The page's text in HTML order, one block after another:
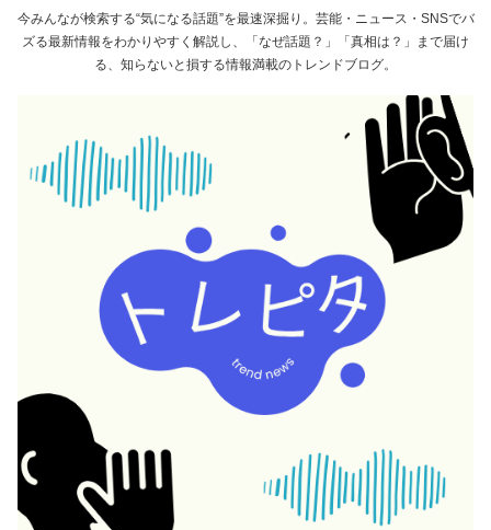
今みんなが検索する“気になる話題”を最速深掘り。芸能・ニュース・SNSでバ
ズる最新情報をわかりやすく解説し、「なぜ話題？」「真相は？」まで届け
る、知らないと損する情報満載のトレンドブログ。